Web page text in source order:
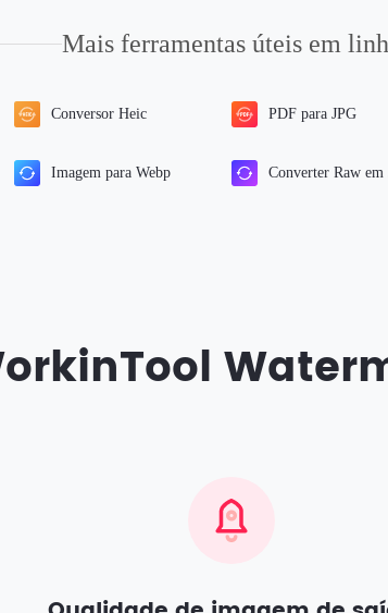
Mais ferramentas úteis em
Conversor Heic PDF para JPG
Imagem para Webp Converter Raw em